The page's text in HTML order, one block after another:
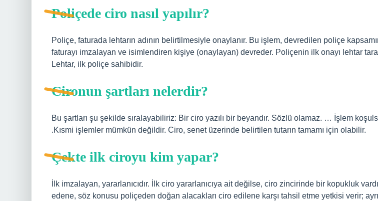
Poliçede ciro nasıl yapılır?
Poliçe, faturada lehtarın adının belirtilmesiyle onaylanır. Bu işlem, devredilen poliçe
faturayı imzalayan ve isimlendiren kişiye (onaylayan) devreder. Poliçenin ilk onayı lehtar
Lehtar, ilk poliçe sahibidir.
Cironun şartları nelerdir?
Bu şartları şu şekilde sıralayabiliriz: Bir ciro yazılı bir beyandır. Sözlü olamaz. … İşlem
.Kısmi işlemler mümkün değildir. Ciro, senet üzerinde belirtilen tutarın tamamı için olabilir.
Çekte ilk ciroyu kim yapar?
İlk imzalayan, yararlanıcıdır. İlk ciro yararlanıcıya ait değilse, ciro zincirinde bir kopukluk
edene, söz konusu poliçeden doğan alacakları ciro edilene karşı tahsil etme yetkisi verir;